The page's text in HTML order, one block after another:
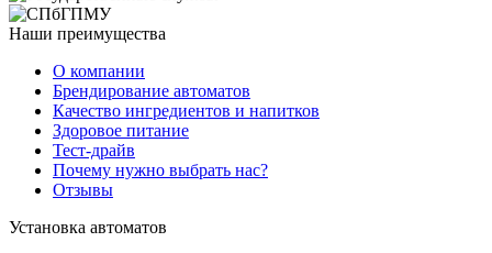
Наши преимущества
О компании
Брендирование автоматов
Качество ингредиентов и напитков
Здоровое питание
Тест-драйв
Почему нужно выбрать нас?
Отзывы
Установка автоматов